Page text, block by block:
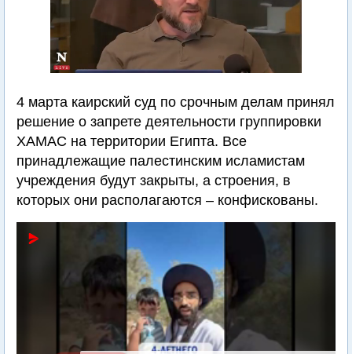
4 марта каирский суд по срочным делам принял
решение о запрете деятельности группировки
ХАМАС на территории Египта. Все
принадлежащие палестинским исламистам
учреждения будут закрыты, а строения, в
которых они располагаются – конфискованы.